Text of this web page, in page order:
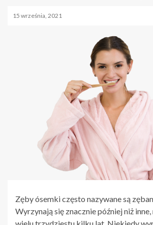
15 września, 2021
Zęby ósemki często nazywane są
Wyrzynają się znacznie później niż
wielu trzydziestu kilku lat. Niekiedy